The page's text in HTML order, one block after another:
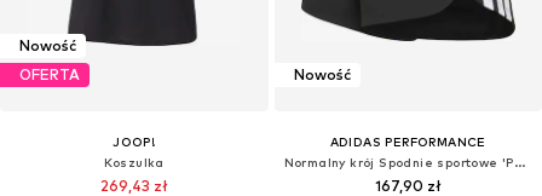
Nowość
OFERTA
JOOP!
Koszulka
269,43 zł
Nowość
ADIDAS PERFORMANCE
Normalny krój Spodnie sportowe 'PACER'
167,90 zł